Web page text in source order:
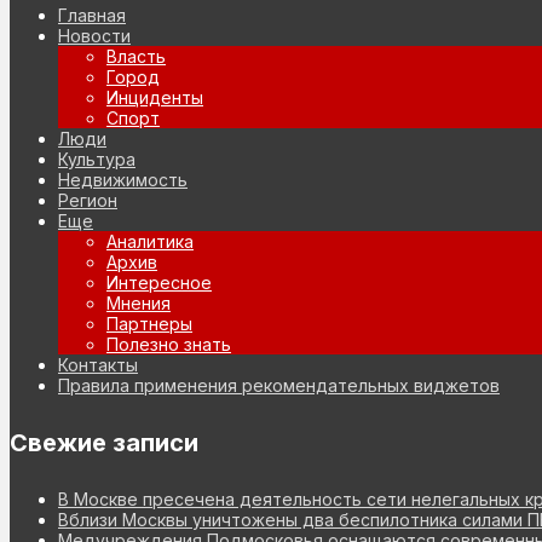
Главная
Новости
Власть
Город
Инциденты
Спорт
Люди
Культура
Недвижимость
Регион
Еще
Аналитика
Архив
Интересное
Мнения
Партнеры
Полезно знать
Контакты
Правила применения рекомендательных виджетов
Свежие записи
В Москве пресечена деятельность сети нелегальных
Вблизи Москвы уничтожены два беспилотника силами